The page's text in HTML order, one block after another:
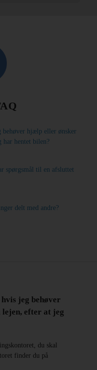
behøver hjælp eller ønsker
har hentet bilen?
spørgsmål til en afsluttet
delt med andre?
jeg behøver
efter at jeg
du skal
finder du på